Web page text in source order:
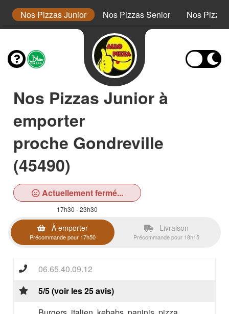
Nos Pizzas Junior Nos Pizzas Senior Nos Pizza
Nos Pizzas Junior à
emporter
proche Gondreville
(45490)
Actuellement fermé...
17h30 - 23h30
À emporter
Précommande pour 17h50
Livraison
Précommande pour 18h15
06.65.40.09.12
5/5 (voir les 25 avis)